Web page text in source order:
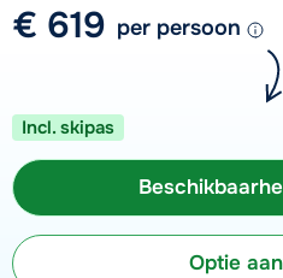
€ 619 per persoon
Incl. skipas
Optie